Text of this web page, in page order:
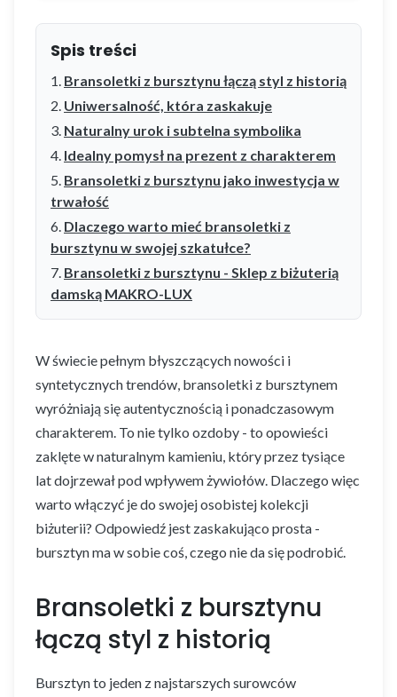
Spis treści
Bransoletki z bursztynu łączą styl z historią
Uniwersalność, która zaskakuje
Naturalny urok i subtelna symbolika
Idealny pomysł na prezent z charakterem
Bransoletki z bursztynu jako inwestycja w
trwałość
Dlaczego warto mieć bransoletki z
bursztynu w swojej szkatułce?
Bransoletki z bursztynu - Sklep z biżuterią
damską MAKRO-LUX
W świecie pełnym błyszczących nowości i
syntetycznych trendów, bransoletki z bursztynem
wyróżniają się autentycznością i ponadczasowym
charakterem. To nie tylko ozdoby - to opowieści
zaklęte w naturalnym kamieniu, który przez tysiące
lat dojrzewał pod wpływem żywiołów. Dlaczego więc
warto włączyć je do swojej osobistej kolekcji
biżuterii? Odpowiedź jest zaskakująco prosta -
bursztyn ma w sobie coś, czego nie da się podrobić.
Bransoletki z bursztynu
łączą styl z historią
Bursztyn to jeden z najstarszych surowców